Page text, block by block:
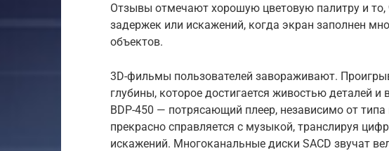
Отзывы отмечают хорошую цветовую палитру и то,
задержек или искажений, когда экран заполнен
объектов.
3D-фильмы пользователей завораживают.
глубины, которое достигается живостью деталей
BDP-450 — потрясающий плеер, независимо от
прекрасно справляется с музыкой, транслируя
искажений. Многоканальные диски SACD звучат